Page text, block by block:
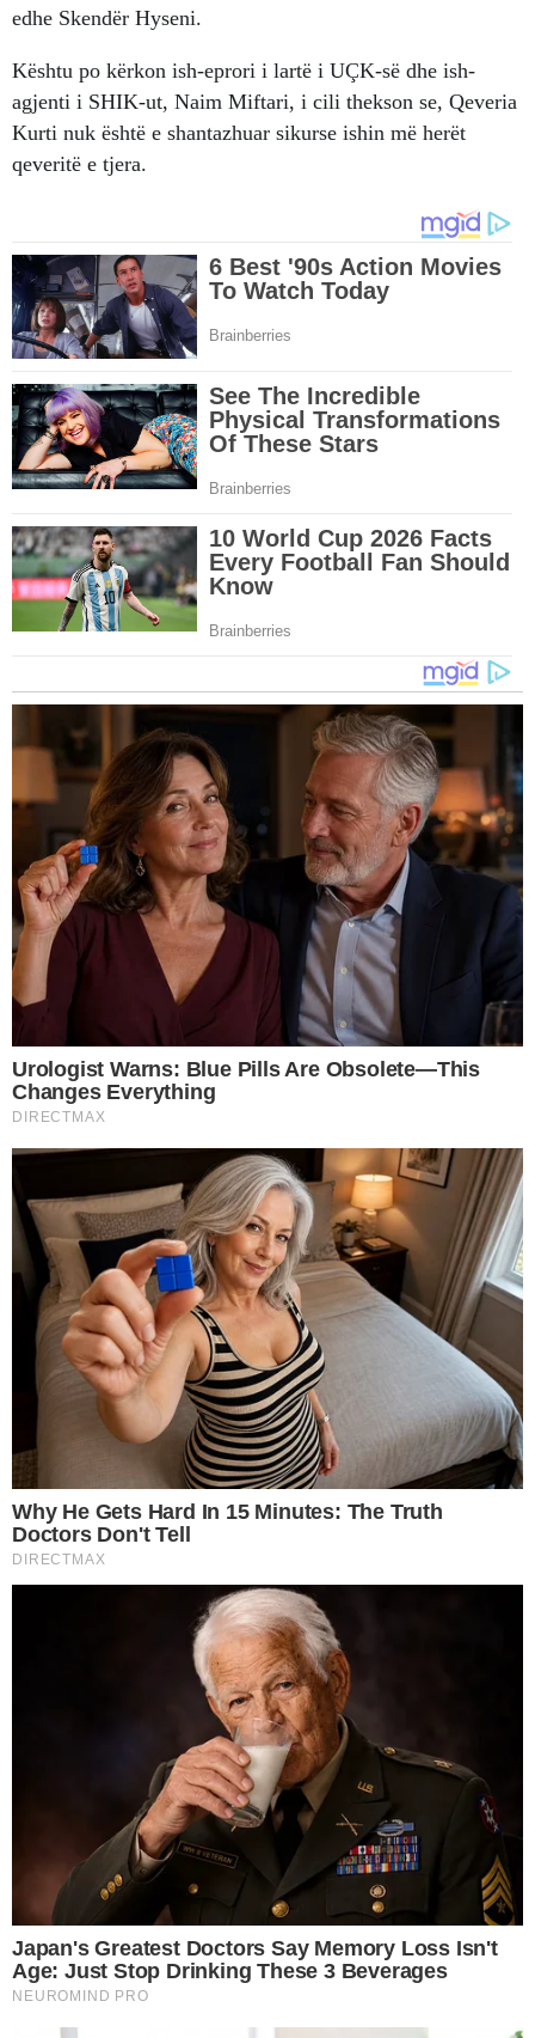
edhe Skendër Hyseni.
Kështu po kërkon ish-eprori i lartë i UÇK-së dhe ish-
agjenti i SHIK-ut, Naim Miftari, i cili thekson se, Qeveria
Kurti nuk është e shantazhuar sikurse ishin më herët
qeveritë e tjera.